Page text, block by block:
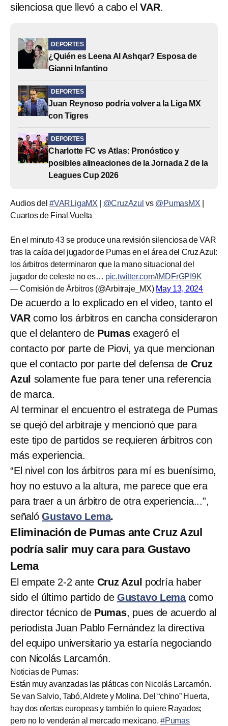
silenciosa que llevó a cabo elVAR.
DEPORTES
¿Quién es Leena Al Ashqar? Esposa de
Gianni Infantino
DEPORTES
Juan Reynoso podría volver a la Liga MX
con Tigres
DEPORTES
Charlotte FC vs Atlas: Pronóstico y
posibles alineaciones de la Jornada 2 de la
Leagues Cup 2026
Audios del#VARLigaMX @CruzAzul vs @PumasMX
Cuartos de Final Vuelta
En el minuto 43 se produce una revisión silenciosa de VAR
tras la caída del jugador de Pumas en el área del Cruz Azul:
los árbitros determinaron que la mano situacional del
jugador de celeste no es… pic.twitter.com/tMDFrGPI9K
— Comisión de Árbitros (@Arbitraje_MX) May 13, 2024
De acuerdo a lo explicado en el video, tanto el
VARcomo los árbitros en cancha consideraron
que el delantero de Pumasexageró el
contacto por parte de Piovi, ya que mencionan
que el contacto por parte del defensa de Cruz
Azul solamente fue para tener una referencia
de marca.
Al terminar el encuentro el estratega de Pumas
se quejó del arbitraje y mencionó que para
este tipo de partidos se requieren árbitros con
más experiencia.
“El nivel con los árbitros para mí es buenísimo,
hoy no estuvo a la altura, me parece que era
para traer a un árbitro de otra experiencia...”,
señalóGustavo Lema.
Eliminación de Pumas ante Cruz Azul
podría salir muy cara para Gustavo
Lema
El empate 2-2 ante Cruz Azul podría haber
sido el último partido de Gustavo Lemacomo
director técnico de Pumas, pues de acuerdo al
periodista Juan Pablo Fernández la directiva
del equipo universitario ya estaría negociando
con Nicolás Larcamón.
Noticias de Pumas:
Están muy avanzadas las pláticas con Nicolás Larcamón.
Se van Salvio, Tabó, Aldrete y Molina. Del “chino” Huerta,
hay dos ofertas europeas y también lo quiere Rayados;
pero no lo venderán al mercado mexicano. #Pumas